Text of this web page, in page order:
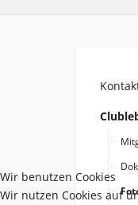
Wir benutzen Cookies
Wir nutzen Cookies auf